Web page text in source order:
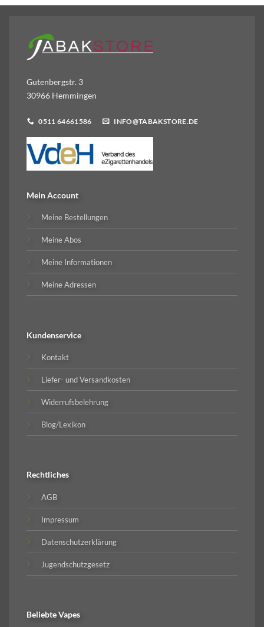
Gutenbergstr. 3
30966 Hemmingen
0511 64661586 INFO@TABAKSTORE.DE
Mein Account
Meine Bestellungen
Meine Abos
Meine Informationen
Meine Adressen
Kundenservice
Kontakt
Liefer- und Versandkosten
Widerrufsbelehrung
Blog/Lexikon
Rechtliches
AGB
Impressum
Datenschutzerklärung
Jugendschutzgesetz
BeliebteVapes